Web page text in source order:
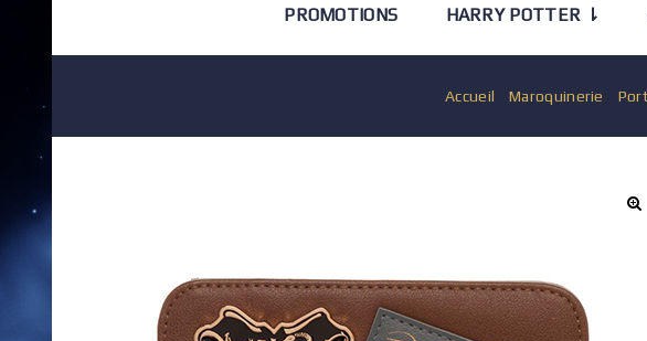
PROMOTIONS HARRY POTTER ⇂
Accueil /Maroquinerie